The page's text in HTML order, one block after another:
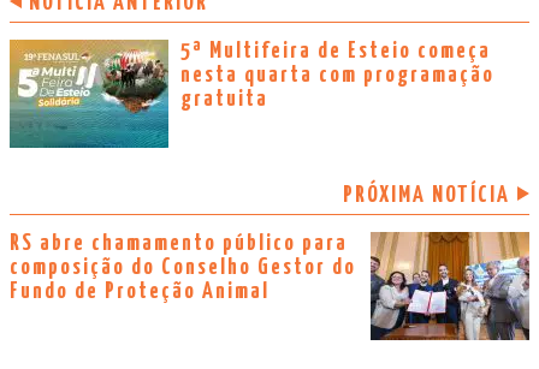
5ª Multifeira de Esteio começa
nesta quarta com programação
gratuita
PRÓXIMA NOTÍCIA
RS abre chamamento público para
composição do Conselho Gestor do
Fundo de Proteção Animal